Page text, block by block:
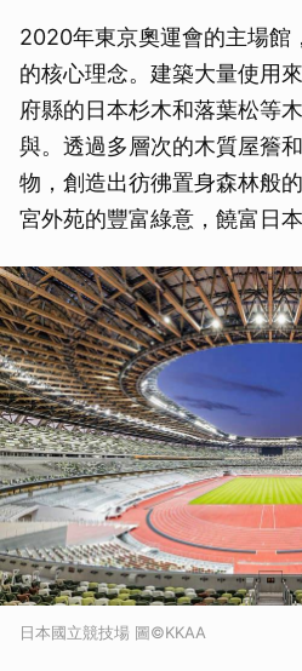
2020年東京奧運會的主場館
的核心理念。建築大量使用
府縣的日本杉木和落葉松等
與。透過多層次的木質屋簷
物，創造出彷彿置身森林般
宮外苑的豐富綠意，饒富日
日本國立競技場 圖©KKAA